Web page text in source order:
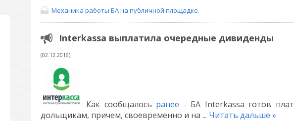
Механика работы БА на публичной площадке.
Interkassa выплатила очередные дивиденды
(02.12.2016)
Как сообщалось ранее - БА Interkassa готов
дольщикам, причем, своевременно и на ... Читать дальше »